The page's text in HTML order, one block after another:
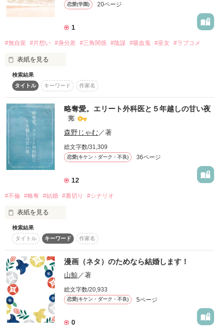
甘い言葉をささやく彼に、
ドキドキせずにはいられない。
これを――、『恋』っていうのですか？
《シナリオ執筆期間》
2023.06.06 〜 2023.07.21
こちらは、マンガシナリオになります。
(小説ではありません)
第2回noicomiマンガシナリオ大賞用に書き下ろしました。
ストーリーは途中までとなっています。
コンテストが終わったら、
小説として更新するかもしれません❀*
作品を読む
吉村 迅(よしむら じん)
ヒーローの友人。
実は好きな人がいて……。
幼なじみ×恋人宣言！
恋愛感情なんかなかったはずなのに
君から目が離せなくなってーー。
恋人宣言から始まるシークレット・ラブ♡
わちゃわちゃラブコメ、ぜひお楽しみください！
シナリオ大賞に応募中です。
作品を読む
大学入学と同時に上京し、祖父母が住むマンションならと東京
の大学進学を許してくれた田舎のお嬢様
黒河さくら(くろかわさくら)
大学1年生
高身長が少しコンプレックス
高校まではバスケ部で活躍
さくらには高校時代から憧れの人がいて…
佐野遥海(さのはるみ)
大学1年生
さくらと同じ大学
生活費を稼ぐため朝方までバイト三昧の日々
恋愛(学園) 20ページ
1
#無自覚 #片想い #身分差 #三角関係 #陰謀 #吸血鬼 #巫女 #ラブコメ
表紙を見る
「巫女とヴァンパイア」のふたりが織りなす、甘くて切ない学
園系ラブコメ！
検索結果
タイトル
キーワード 作家名
略奪愛。エリート外科医と５年越しの甘い夜
完
森野じゃむ／著
総文字数/31,309
恋愛(キケン・ダーク・不良) 36ページ
12
#不倫 #略奪 #結婚 #裏切り #シナリオ
表紙を見る
コンテスト用に制作したシナリオです
*・。*・。*・。*・。*・。*・。*・。
再会愛。エリート小児科医と５年越しの甘い夜の番外編になり
ます。
もしも～の軽い気持ちで見て頂けますと幸いです＾＾
検索結果
タイトル
キーワード 作家名
漫画（ネタ）のためなら結婚します！
山鯨／著
総文字数/20,933
恋愛(キケン・ダーク・不良) 5ページ
0